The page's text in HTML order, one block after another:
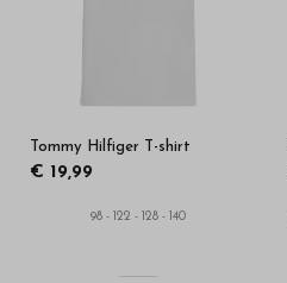
Tommy Hilfiger T-shirt
€ 19,99
98 - 122 - 128 - 140